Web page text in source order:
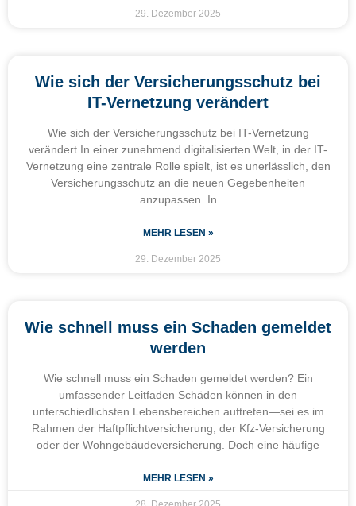
29. Dezember 2025
Wie sich der Versicherungsschutz bei
IT-Vernetzung verändert
Wie sich der Versicherungsschutz bei IT-Vernetzung
verändert In einer zunehmend digitalisierten Welt, in der IT-
Vernetzung eine zentrale Rolle spielt, ist es unerlässlich, den
Versicherungsschutz an die neuen Gegebenheiten
anzupassen. In
MEHR LESEN »
29. Dezember 2025
Wie schnell muss ein Schaden gemeldet
werden
Wie schnell muss ein Schaden gemeldet werden? Ein
umfassender Leitfaden Schäden können in den
unterschiedlichsten Lebensbereichen auftreten—sei es im
Rahmen der Haftpflichtversicherung, der Kfz-Versicherung
oder der Wohngebäudeversicherung. Doch eine häufige
MEHR LESEN »